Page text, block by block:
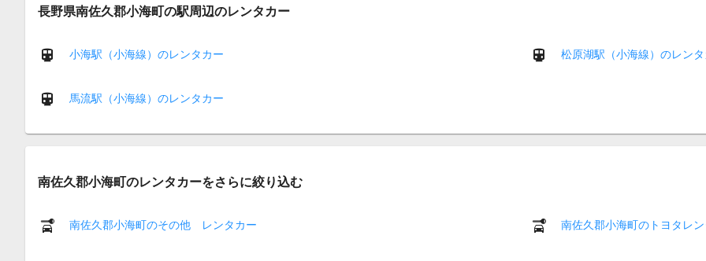
長野県南佐久郡小海町の駅周辺のレンタカー
小海駅（小海線）のレンタカー 松原湖駅（小海線）のレン
馬流駅（小海線）のレンタカー
南佐久郡小海町のレンタカーをさらに絞り込む
南佐久郡小海町のその他 レンタカー 南佐久郡小海町のトヨタレ